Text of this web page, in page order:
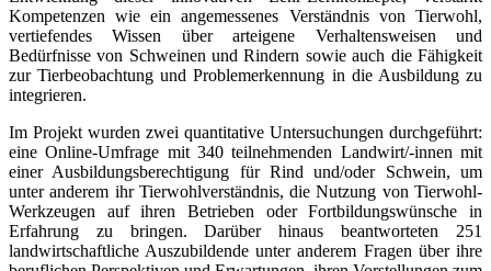
Kompetenzen wie ein angemessenes Verständnis von Tierwohl,
vertiefendes Wissen über arteigene Verhaltensweisen und
Bedürfnisse von Schweinen und Rindern sowie auch die Fähigkeit
zur Tierbeobachtung und Problemerkennung in die Ausbildung zu
integrieren.
Im Projekt wurden zwei quantitative Untersuchungen durchgeführt:
eine Online-Umfrage mit 340 teilnehmenden Landwirt/-innen mit
einer Ausbildungsberechtigung für Rind und/oder Schwein, um
unter anderem ihr Tierwohlverständnis, die Nutzung von Tierwohl-
Werkzeugen auf ihren Betrieben oder Fortbildungswünsche in
Erfahrung zu bringen. Darüber hinaus beantworteten 251
landwirtschaftliche Auszubildende unter anderem Fragen über ihre